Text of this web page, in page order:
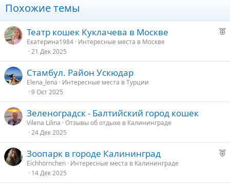
Похожие темы
Р
о
Театр кошек Куклачева в Москве
Екатерина1984 Интересные места в Москве
21 Дек 2025
Стамбул. Район Ускюдар
Elena_lena
Интересные места в Турции
9 Окт 2025
Зеленоградск - Балтийский город кошек
Vilena Lilina Отзывы об отдыхе в Калининграде
24 Дек 2025
Р
Зоопарк в городе Калининград
Eichhörnchen Интересные места в Калининграде
14 Дек 2025